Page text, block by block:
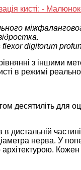
digitorum
з іншими
в режимі
десятиліть для
нерва. У
Кожен